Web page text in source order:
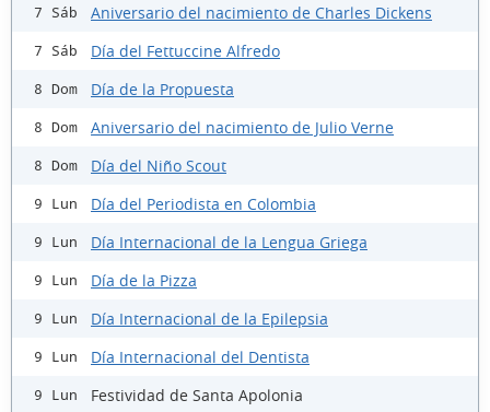
7 Sáb Aniversario del nacimiento de Charles Dickens
7 Sáb Día del Fettuccine Alfredo
8 Dom Día de la Propuesta
8 Dom Aniversario del nacimiento de Julio Verne
8 Dom Día del Niño Scout
9 Lun Día del Periodista en Colombia
9 Lun Día Internacional de la Lengua Griega
9 Lun Día de la Pizza
9 Lun Día Internacional de la Epilepsia
9 Lun Día Internacional del Dentista
9 Lun Festividad de Santa Apolonia